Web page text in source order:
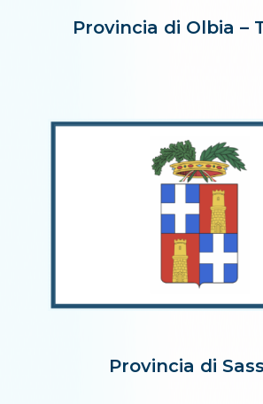
Provincia di Olbia –
Provincia di